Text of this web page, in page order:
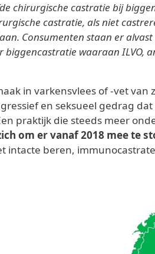
chirurgische castratie bij
castratie, als niet
Consumenten staan er
biggencastratie waaraan ILVO,
in varkensvlees of -vet van
en seksueel gedrag
praktijk die steeds meer
om er vanaf 2018 mee te
intacte beren,